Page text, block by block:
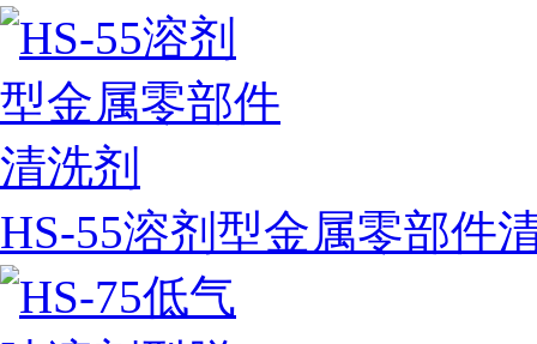
HS-55溶剂型金属零部件